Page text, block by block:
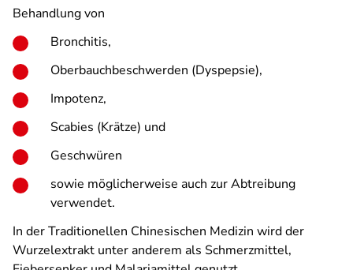
Behandlung von
Bronchitis,
Oberbauchbeschwerden (Dyspepsie),
Impotenz,
Scabies (Krätze) und
Geschwüren
sowie möglicherweise auch zur Abtreibung
verwendet.
In der Traditionellen Chinesischen Medizin wird der
Wurzelextrakt unter anderem als Schmerzmittel,